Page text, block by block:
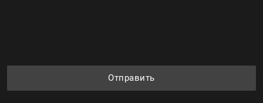
Отправить